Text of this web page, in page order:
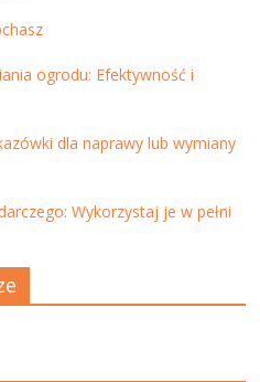
ogrodu: Efektywność i
dla naprawy lub wymiany
Wykorzystaj je w pełni